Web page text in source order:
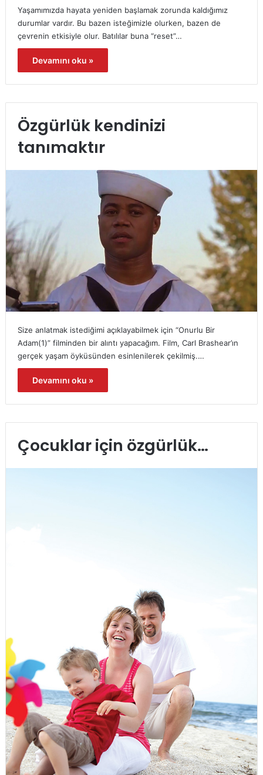
Yaşamımızda hayata yeniden başlamak zorunda kaldığımız
durumlar vardır. Bu bazen isteğimizle olurken, bazen de
çevrenin etkisiyle olur. Batılılar buna “reset”…
Devamını oku »
Özgürlük kendinizi
tanımaktır
Size anlatmak istediğimi açıklayabilmek için “Onurlu Bir
Adam(1)” filminden bir alıntı yapacağım. Film, Carl Brashear’ın
gerçek yaşam öyküsünden esinlenilerek çekilmiş.…
Devamını oku »
Çocuklar için özgürlük…